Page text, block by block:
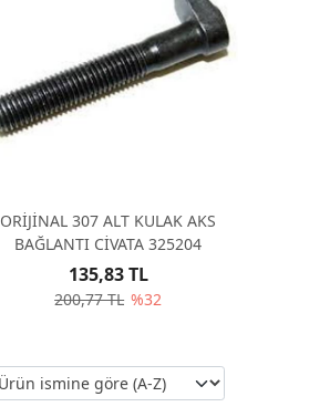
ORİJİNAL 307 ALT KULAK AKS
BAĞLANTI CİVATA 325204
200,77 TL %32
135,83 TL